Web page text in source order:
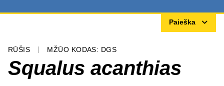
Paieška
RŪŠIS MŽŪO KODAS: DGS
Squalus acanthias